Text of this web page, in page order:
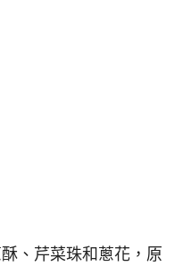
、芹菜珠和蔥花，原